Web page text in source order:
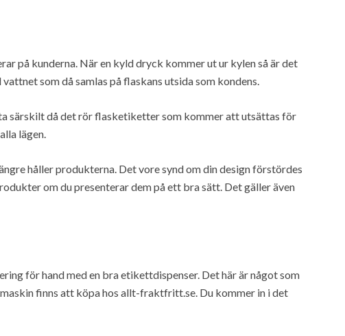
på kunderna. När en kyld dryck kommer ut ur kylen så är det
som då samlas på flaskans utsida som kondens.
särskilt då det rör flasketiketter som kommer att utsättas för
lägen.
håller produkterna. Det vore synd om din design förstördes
om du presenterar dem på ett bra sätt. Det gäller även
för hand med en bra etikettdispenser. Det här är något som
finns att köpa hos allt-fraktfritt.se. Du kommer in i det